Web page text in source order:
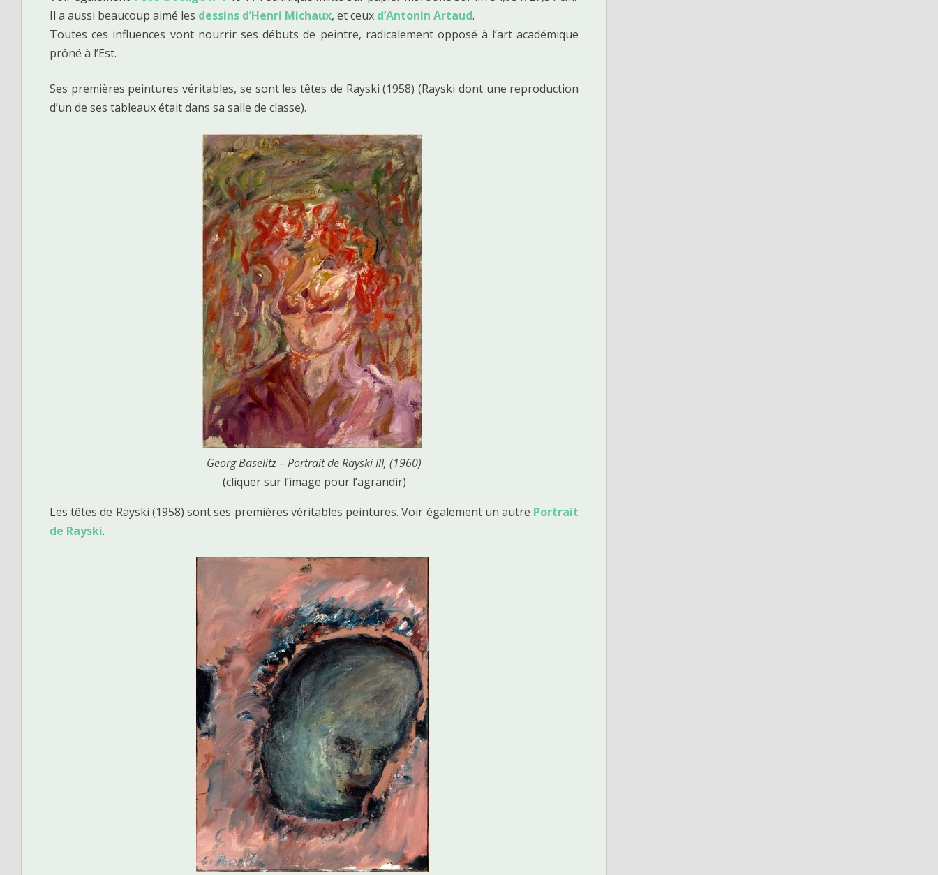
Il a aussi beaucoup aimé les dessins d’Henri Michaux, et ceux d’Antonin Artaud.
Toutes ces influences vont nourrir ses débuts de peintre, radicalement opposé à l’art académique
prôné à l’Est.
Ses premières peintures véritables, se sont les têtes de Rayski (1958) (Rayski dont une reproduction
d’un de ses tableaux était dans sa salle de classe).
Georg Baselitz – Portrait de Rayski III, (1960)
(cliquer sur l’image pour l’agrandir)
Les têtes de Rayski (1958) sont ses premières véritables peintures. Voir également un autre Portrait
de Rayski.